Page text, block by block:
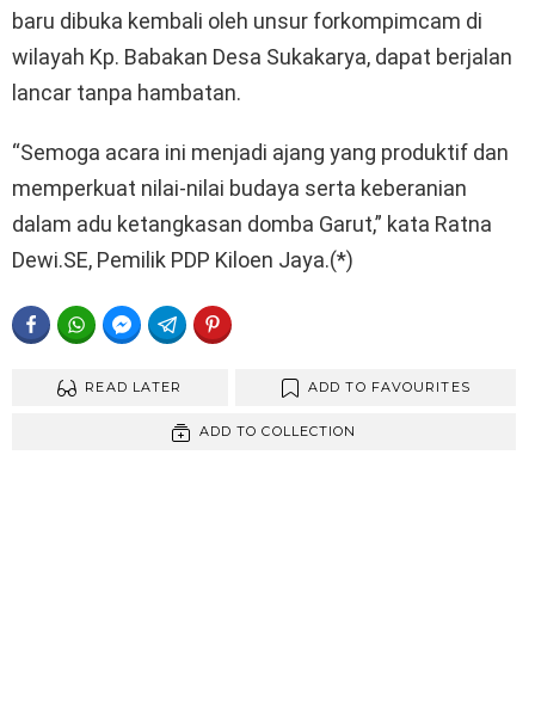
baru dibuka kembali oleh unsur forkompimcam di
wilayah Kp. Babakan Desa Sukakarya, dapat berjalan
lancar tanpa hambatan.
“Semoga acara ini menjadi ajang yang produktif dan
memperkuat nilai-nilai budaya serta keberanian
dalam adu ketangkasan domba Garut,” kata Ratna
Dewi.SE, Pemilik PDP Kiloen Jaya.(*)
FACEBOOKWHATSAPPFACEBOOK MESSENGER
TELEGRAM
READ LATER ADD TO FAVOURITES
ADD TO COLLECTION